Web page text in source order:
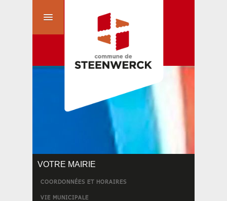
VOTRE MAIRIE
COORDONNÉES ET HORAIRES
VIE MUNICIPALE